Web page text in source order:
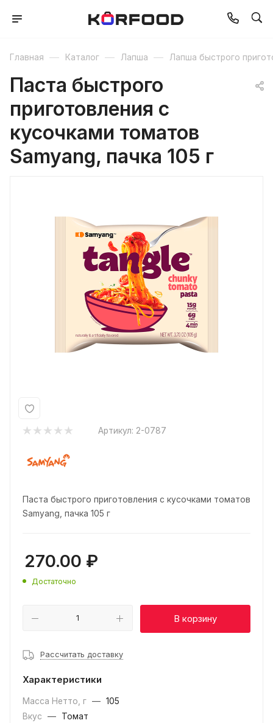
Главная — Каталог — Лапша — Лапша быстрого
Паста быстрого
приготовления с
кусочками томатов
Samyang, пачка 105 г
Артикул: 2-0787
Паста быстрого приготовления с кусочками томатов
Samyang, пачка 105 г
270.00 ₽
Достаточно
В корзину
Рассчитать доставку
Характеристики
Масса Нетто, г — 105
Вкус
—
Томат